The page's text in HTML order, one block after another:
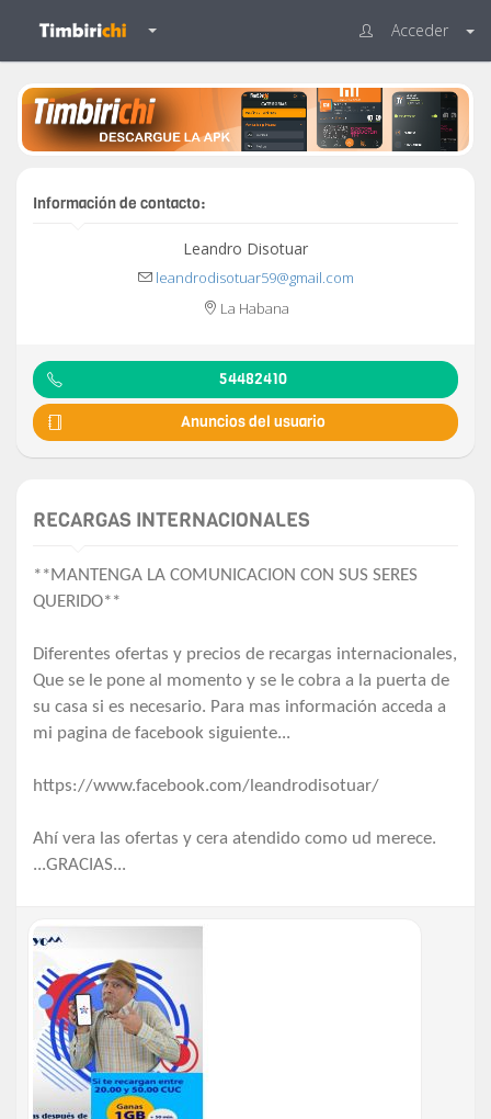
Acceder
Información de contacto:
Leandro Disotuar
leandrodisotuar59@gmail.com
La Habana
54482410
Anuncios del usuario
RECARGAS INTERNACIONALES
**MANTENGA LA COMUNICACION CON SUS SERES
QUERIDO**
Diferentes ofertas y precios de recargas internacionales,
Que se le pone al momento y se le cobra a la puerta de
su casa si es necesario. Para mas información acceda a
mi pagina de facebook siguiente...
https://www.facebook.com/leandrodisotuar/
Ahí vera las ofertas y cera atendido como ud merece.
...GRACIAS...